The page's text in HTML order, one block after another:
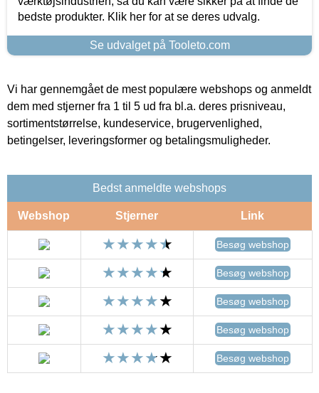
bedste produkter. Klik her for at se deres udvalg.
Se udvalget på Tooleto.com
Vi har gennemgået de mest populære webshops og anmeldt
dem med stjerner fra 1 til 5 ud fra bl.a. deres prisniveau,
sortimentstørrelse, kundeservice, brugervenlighed,
betingelser, leveringsformer og betalingsmuligheder.
Bedst anmeldte webshops
Webshop Stjerner Link
Besøg webshop
Besøg webshop
Besøg webshop
Besøg webshop
Besøg webshop